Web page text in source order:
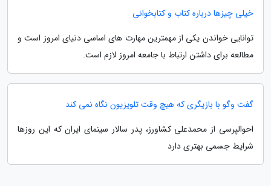
خیلی چیزها درباره کتاب و کتابخوانی
توانایی خواندن یکی از مهمترین مهارت های اساسی دنیای امروز است و
مطالعه برای داشتن ارتباط با جامعه امروز لازم است.
گفت وگو با بازیگری که هیچ وقت تلویزیون نگاه نمی کند
احوالپرسی از محمدعلی کشاورز، پدر سالار سینمای ایران که این روزها
شرایط جسمی بهتری دارد